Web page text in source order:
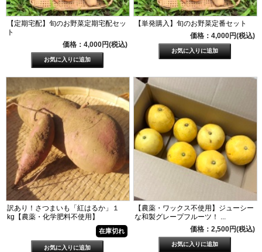
【定期宅配】旬のお野菜定期宅配セッ
ト
価格：4,000円(税込)
【単発購入】旬のお野菜定番セット
価格：4,000円(税込)
訳あり！さつまいも「紅はるか」１
kg【農薬・化学肥料不使用】
在庫切れ
【農薬・ワックス不使用】ジューシー
な和製グレープフルーツ！ ...
価格：2,500円(税込)